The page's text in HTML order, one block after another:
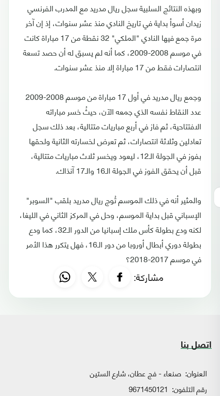
وبهذه النتائج السلبية سجل ريال مدريد مع المدرب الفرنسي
زيدان أسوأ بداية في تاريخ النادي منذ عشر سنوات، إذ إن آخر
مرة جمع فيها النادي "الملكي" 32 نقطة من 17 مباراة كانت
في موسم 2008-2009، كما أنه لم يسبق له أن حصد تسعة
انتصارات فقط من 17 مباراة إلا منذ عشر سنوات.
وجمع ريال مدريد في أول 17 مباراة من موسم 2008-2009
عدد النقاط نفسه الذي جمعه الآن، حيثُ خسر مباراته
الافتتاحية، ثم فاز في أربع مباريات متتالية، بعد ذلك سجل
تعادلين وثلاثة انتصارات، ثم تعرض لخسارته الثانية ولحقها
بفوز في الجولة الـ12، ليعود ويخسر ثلاث مباريات متتالية،
قبل أن يحقق الفوز في الجولة الـ16 والـ17 آنذاك.
والمثير أنه في ذلك الموسم تُوج ريال مدريد بلقب "السوبر"
الإسباني قبل بداية الموسم، وحل في المركز الثاني في الليغا،
لكنه ودع بطولة كأس ملك إسبانيا من الدور الـ32، كما ودع
بطولة دوري أبطال أوروبا من دور الـ16، فهل يتكرر هذا الأمر
في موسم 2017-2018؟
مشاركة:
اتصل بنا
العنوان: صنعاء - فج عطان، شارع الستين
رقم التلفون: 9671450121